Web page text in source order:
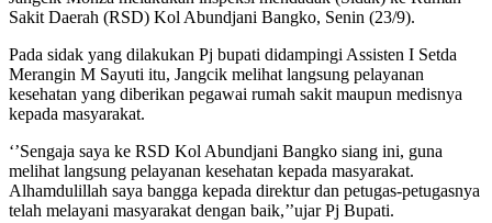
Sakit Daerah (RSD) Kol Abundjani Bangko, Senin (23/9).
Pada sidak yang dilakukan Pj bupati didampingi Assisten I Setda
Merangin M Sayuti itu, Jangcik melihat langsung pelayanan
kesehatan yang diberikan pegawai rumah sakit maupun medisnya
kepada masyarakat.
‘’Sengaja saya ke RSD Kol Abundjani Bangko siang ini, guna
melihat langsung pelayanan kesehatan kepada masyarakat.
Alhamdulillah saya bangga kepada direktur dan petugas-petugasnya
telah melayani masyarakat dengan baik,’’ujar Pj Bupati.